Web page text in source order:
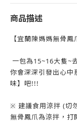
商品描述
【宜蘭陳媽媽無骨鳳
一包為15~16大隻~
你會深深引發出心中
味】吧!!!
※ 建議食用涼拌 (切
無骨鳳爪為涼拌，打